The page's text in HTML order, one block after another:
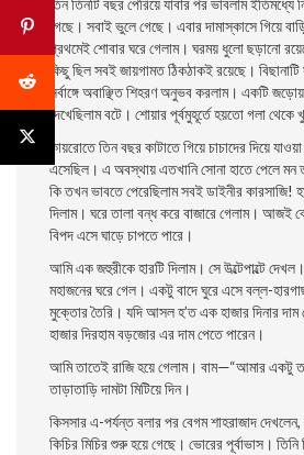
তিন তিনটি বছর পেরিয়ে যাবার পর ভাবলাম ইতিমধ্যে
গেছে। সবাই ভুলে গেছে। এবার দামাস্কাসে গিয়ে
প্রথমেই শােবার ঘরে গেলাম। ঘরময় ধুলাে ছড়ানাে
কিছু ছিল সবই জায়গামত ঠিকঠাকই রয়েছে।
সর্বাঙ্গে অবাঞ্ছিত শিহরণ অনুভব করলাম। একটি
দেখেছিলাম বটে। শােয়ার পূর্বমুহূর্তে হয়তাে গলা থেকে
কায়রােতে তিন বছর কাটাতে গিয়ে চাচাদের দিয়ে
এসেছিল। এ অবস্থায় এতখানি সােনা হাতে পেলে
কি তখন ভাবতে পেরেছিলাম সবই ডাইনীর কারসাজি!
দিলাম। ঘরে তালা বন্ধ করে বাজারে গেলাম। আজই
বিপদ এসে ঘাড়ে চাপতে পারে।
আমি এক জহুরীকে হারটি দিলাম। সে উল্টেপাল্টে
মহাজনের ঘরে গেল। একটু বাদে ঘুরে এসে বল্ল-
মুক্তোর তৈরি। যদি আসল হ’ত এক হাজার দিনার দাম
হাজার দিরহাম বড়জোর এর দাম পেতে পারেন।
আমি তাতেই রাজি হয়ে গেলাম। বাম—“আমার একটু
তাড়াতাড়ি দামটা মিটিয়ে দিন।
কিসসার এ-পর্যন্ত বলার পর বেগম শাহরাজাদ দেখলেন,
কিচির মিচির শুরু হয়ে গেছে। ভােরের পূর্বাভাস।